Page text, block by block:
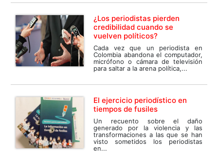
¿Los periodistas pierden
credibilidad cuando se
vuelven políticos?
Cada vez que un periodista en
Colombia abandona el computador,
micrófono o cámara de televisión
para saltar a la arena política,...
El ejercicio periodístico en
tiempos de fusiles
Un recuento sobre el daño
generado por la violencia y las
transformaciones a las que se han
visto sometidos los periodistas
en...